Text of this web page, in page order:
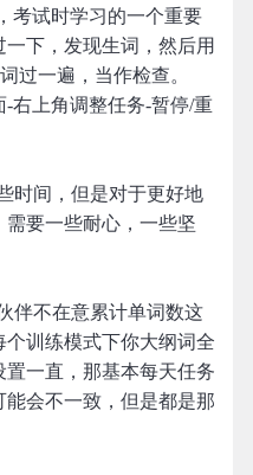
考试时学习的一个重要
下，发现生词，然后用
过一遍，当作检查。
-右上角调整任务-暂停/重
时间，但是对于更好地
要一些耐心，一些坚
伴不在意累计单词数这
训练模式下你大纲词全
一直，那基本每天任务
会不一致，但是都是那